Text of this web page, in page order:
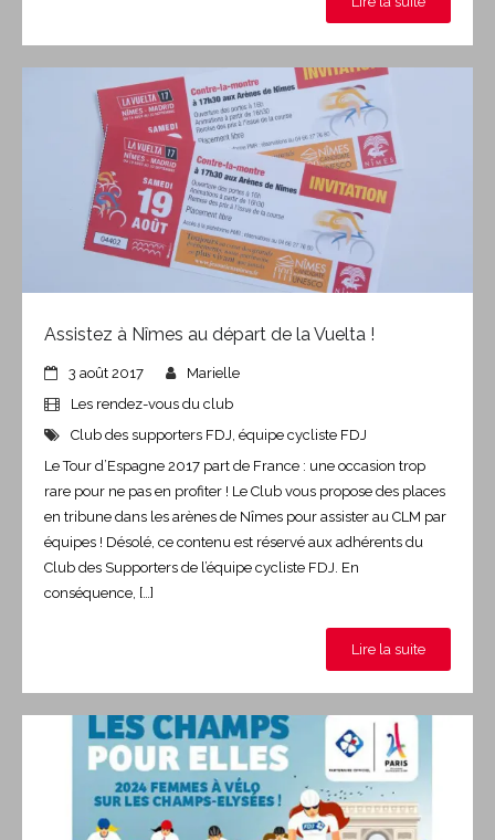
Assistez à Nîmes au départ de la Vuelta !
3 août 2017
Marielle
Les rendez-vous du club
Club des supporters FDJ équipe cycliste FDJ
Le Tour d’Espagne 2017 part de France : une occasion trop
rare pour ne pas en profiter ! Le Club vous propose des places
en tribune dans les arènes de Nîmes pour assister au CLM par
équipes ! Désolé, ce contenu est réservé aux adhérents du
Club des Supporters de l’équipe cycliste FDJ. En
conséquence, […]
Lire la suite